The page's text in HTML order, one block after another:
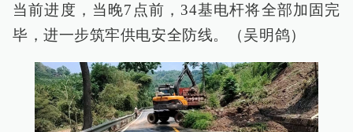
当前进度，当晚7点前，34基电杆将全部加固完
毕，进一步筑牢供电安全防线。（吴明鸽）